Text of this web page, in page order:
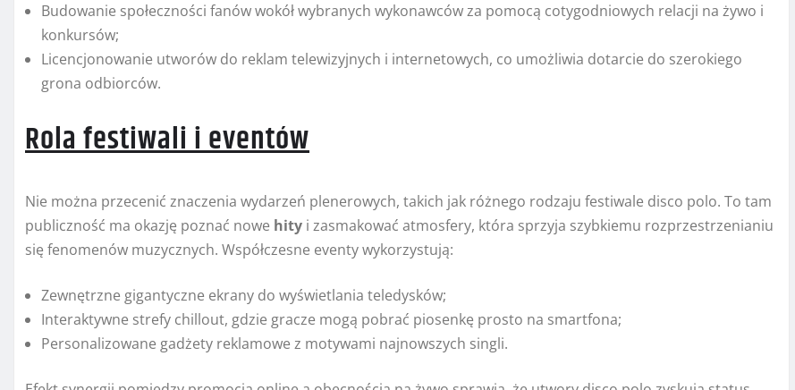
Budowanie społeczności fanów wokół wybranych wykonawców za pomocą cotygodniowych relacji na żywo i
konkursów;
Licencjonowanie utworów do reklam telewizyjnych i internetowych, co umożliwia dotarcie do szerokiego
grona odbiorców.
Rola festiwali i eventów
Nie można przecenić znaczenia wydarzeń plenerowych, takich jak różnego rodzaju festiwale disco polo. To tam
publiczność ma okazję poznać nowe hity i zasmakować atmosfery, która sprzyja szybkiemu rozprzestrzenianiu
się fenomenów muzycznych. Współczesne eventy wykorzystują:
Zewnętrzne gigantyczne ekrany do wyświetlania teledysków;
Interaktywne strefy chillout, gdzie gracze mogą pobrać piosenkę prosto na smartfona;
Personalizowane gadżety reklamowe z motywami najnowszych singli.